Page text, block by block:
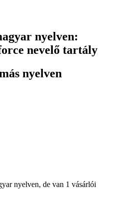
nyelven:
nevelő tartály
nyelven
nyelven, de van 1 vásárlói